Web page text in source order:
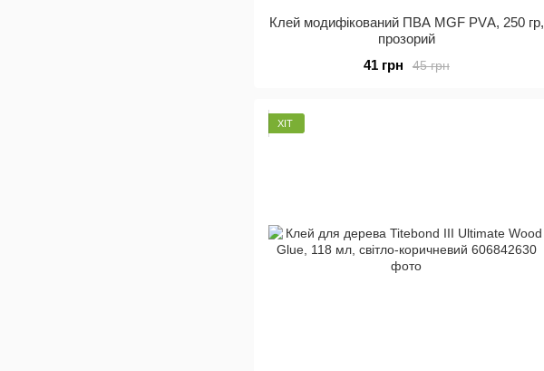
Клей модифікований ПВА MGF PVА, 250 гр,
прозорий
45 грн
41 грн
ХІТ